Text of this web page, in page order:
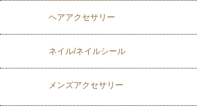
ヘアアクセサリー
ネイル/ネイルシール
メンズアクセサリー